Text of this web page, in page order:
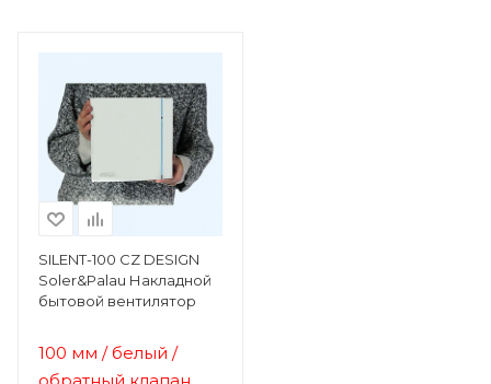
SILENT-100 CZ DESIGN
Soler&Palau Накладной
бытовой вентилятор
100 мм / белый /